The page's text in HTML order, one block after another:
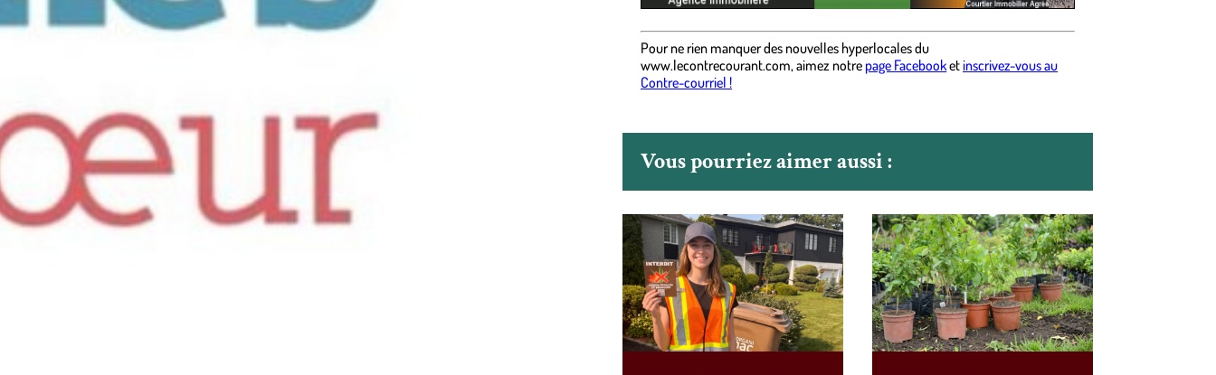
Pour ne rien manquer des nouvelles hyperlocales du
www.lecontrecourant.com,aimez notre page Facebooketinscrivez-vous au
Contre-courriel !
Vous pourriez aimer aussi :